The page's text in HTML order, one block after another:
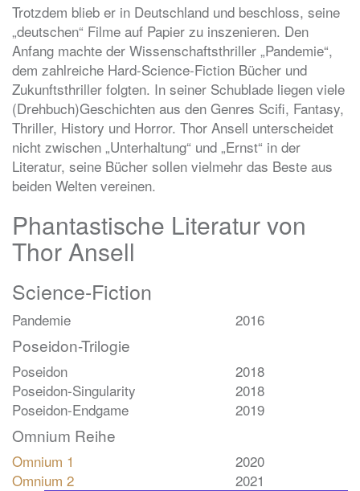
Trotzdem blieb er in Deutschland und beschloss, seine
„deutschen“ Filme auf Papier zu inszenieren. Den
Anfang machte der Wissenschaftsthriller „Pandemie“,
dem zahlreiche Hard-Science-Fiction Bücher und
Zukunftsthriller folgten. In seiner Schublade liegen viele
(Drehbuch)Geschichten aus den Genres Scifi, Fantasy,
Thriller, History und Horror. Thor Ansell unterscheidet
nicht zwischen „Unterhaltung“ und „Ernst“ in der
Literatur, seine Bücher sollen vielmehr das Beste aus
beiden Welten vereinen.
Phantastische Literatur von
Thor Ansell
Science-Fiction
Pandemie 2016
Poseidon-Trilogie
Poseidon
2018
Poseidon-Singularity
2018
Poseidon-Endgame
2019
Omnium Reihe
Omnium 1
2020
Omnium 2
2021